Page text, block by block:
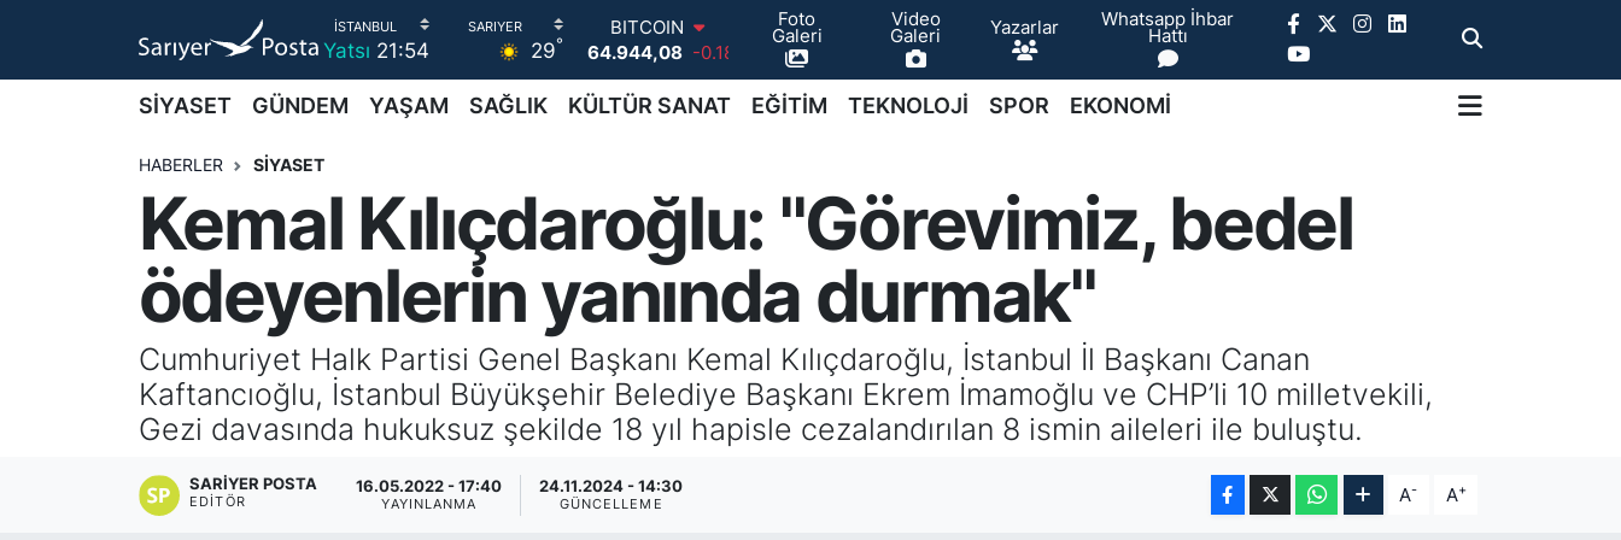
Yatsı 21:54 29°
64.944,08 -0.18
DOLAR
EURO
GRAM ALTIN
6660.55
BİST100
Foto
Galeri
Video
Galeri Yazarlar Whatsapp İhbar
Hattı
SİYASET GÜNDEM YAŞAM SAĞLIK KÜLTÜR SANAT EĞİTİM TEKNOLOJİ SPOR EKONOMİ
HABERLER SİYASET
Kemal Kılıçdaroğlu: "Görevimiz, bedel
ödeyenlerin yanında durmak"
Cumhuriyet Halk Partisi Genel Başkanı Kemal Kılıçdaroğlu, İstanbul İl Başkanı Canan
Kaftancıoğlu, İstanbul Büyükşehir Belediye Başkanı Ekrem İmamoğlu ve CHP’li 10 milletvekili,
Gezi davasında hukuksuz şekilde 18 yıl hapisle cezalandırılan 8 ismin aileleri ile buluştu.
SARIYER POSTA
EDITÖR
16.05.2022 - 17:40
YAYINLANMA
24.11.2024 - 14:30
GÜNCELLEME A- A+
AKTUEL
ALT MANŞETLER
EKONOMİ
FOTO GALERİ
GÜNDEM
İstanbul Nöbetçi Eczaneler
İstanbul Hava Durumu
İstanbul Namaz Vakitleri
İstanbul Trafik Yoğunluk Haritası
Süper Lig Puan Durumu ve Fikstür
Tüm Manşetler
Haber Arşivi